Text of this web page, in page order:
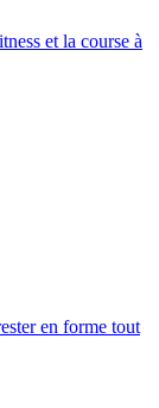
et la course à
en forme tout